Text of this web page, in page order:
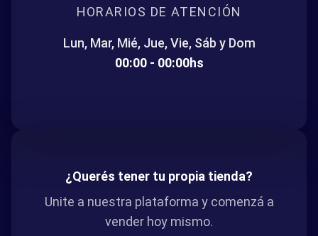
HORARIOS DE ATENCIÓN
Lun, Mar, Mié, Jue, Vie, Sáb y Dom
00:00 - 00:00hs
¿Querés tener tu propia tienda?
Unite a nuestra plataforma y comenzá a
vender hoy mismo.